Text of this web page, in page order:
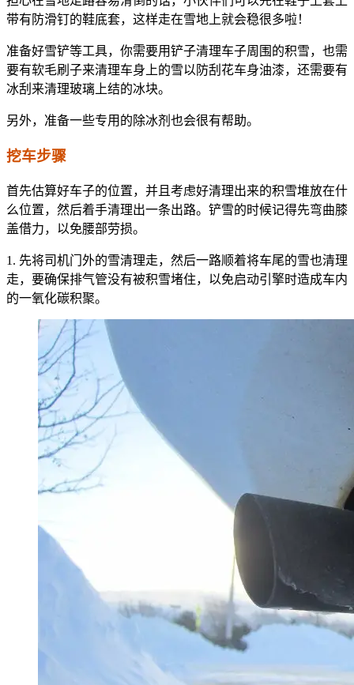
带有防滑钉的鞋底套，这样走在雪地上就会稳很多啦！
准备好雪铲等工具，你需要用铲子清理车子周围的积雪，也需
要有软毛刷子来清理车身上的雪以防刮花车身油漆，还需要有
冰刮来清理玻璃上结的冰块。
另外，准备一些专用的除冰剂也会很有帮助。
挖车步骤
首先估算好车子的位置，并且考虑好清理出来的积雪堆放在什
么位置，然后着手清理出一条出路。铲雪的时候记得先弯曲膝
盖借力，以免腰部劳损。
1. 先将司机门外的雪清理走，然后一路顺着将车尾的雪也清理
走，要确保排气管没有被积雪堵住，以免启动引擎时造成车内
的一氧化碳积聚。